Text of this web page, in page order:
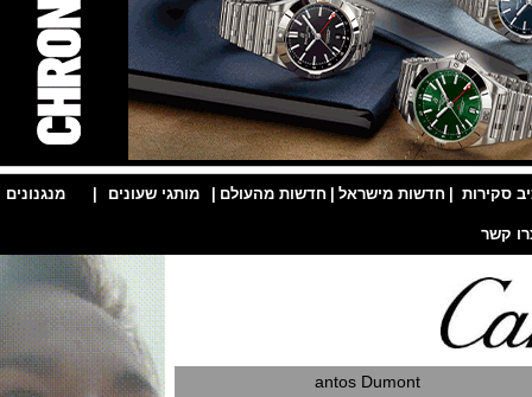
| חדשות מישראל | חדשות מהעולם | מותגי שעונים | מנגנונים |
antos Dumont